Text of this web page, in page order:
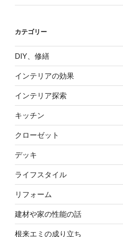
カテゴリー
DIY、修繕
インテリアの効果
インテリア探索
キッチン
クローゼット
デッキ
ライフスタイル
リフォーム
建材や家の性能の話
根来エミの成り立ち